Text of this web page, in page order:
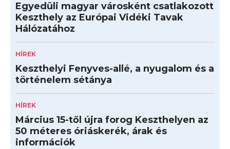
Egyedüli magyar városként csatlakozott
Keszthely az Európai Vidéki Tavak
Hálózatához
HÍREK
Keszthelyi Fenyves-allé, a nyugalom és a
történelem sétánya
HÍREK
Március 15-től újra forog Keszthelyen az
50 méteres óriáskerék, árak és
információk